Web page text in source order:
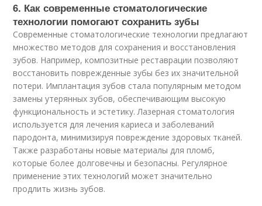
6. Как современные стоматологические
технологии помогают сохранить зубы
Современные стоматологические технологии предлагают
множество методов для сохранения и восстановления
зубов. Например, композитные реставрации позволяют
восстановить поврежденные зубы без их значительной
потери. Имплантация зубов стала популярным методом
замены утерянных зубов, обеспечивающим высокую
функциональность и эстетику. Лазерная стоматология
используется для лечения кариеса и заболеваний
пародонта, минимизируя повреждение здоровых тканей.
Также разработаны новые материалы для пломб,
которые более долговечны и безопасны. Регулярное
применение этих технологий может значительно
продлить жизнь зубов.